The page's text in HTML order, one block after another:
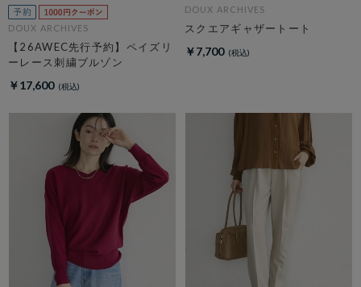
DOUX ARCHIVES
【26AWEC先行予約】ペイズリ
ーレース刺繍ブルゾン
￥17,600
DOUX ARCHIVES
スクエアギャザートート
￥7,700